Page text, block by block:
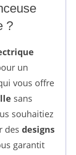
?
un
vous offre
sans
souhaitiez
des designs
garantit